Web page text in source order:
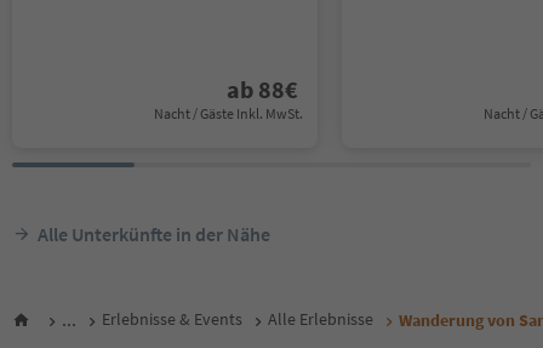
ab 88€
Nacht / Gäste Inkl. MwSt. Nacht /
Alle Unterkünfte in der Nähe
... Erlebnisse & Events Alle Erlebnisse Wanderung von